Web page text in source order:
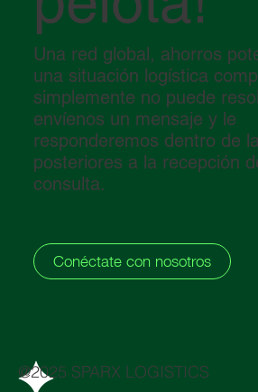
Una red global, ahorros
una situación logística
simplemente no puede
envíenos un mensaje y le
responderemos dentro de
posteriores a la recepción
consulta.
Conéctate con nosotros
@2025 SPARX LOGISTICS